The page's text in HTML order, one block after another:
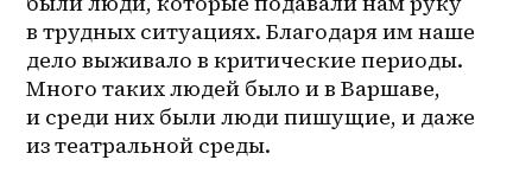
в трудных ситуациях. Благодаря им наше
дело выживало в критические периоды.
Много таких людей было и в Варшаве,
и среди них были люди пишущие, и даже
из театральной среды.